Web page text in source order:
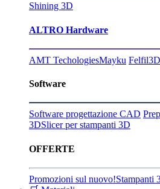
Shining 3D
ALTRO Hardware
AMT TechologiesMayku Felfil
Software
Software progettazione CAD
3DSlicer per stampanti 3D
OFFERTE
Promozioni sul nuovo!Stampanti